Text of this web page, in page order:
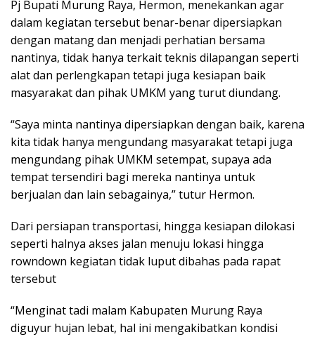
Pj Bupati Murung Raya, Hermon, menekankan agar
dalam kegiatan tersebut benar-benar dipersiapkan
dengan matang dan menjadi perhatian bersama
nantinya, tidak hanya terkait teknis dilapangan seperti
alat dan perlengkapan tetapi juga kesiapan baik
masyarakat dan pihak UMKM yang turut diundang.
“Saya minta nantinya dipersiapkan dengan baik, karena
kita tidak hanya mengundang masyarakat tetapi juga
mengundang pihak UMKM setempat, supaya ada
tempat tersendiri bagi mereka nantinya untuk
berjualan dan lain sebagainya,” tutur Hermon.
Dari persiapan transportasi, hingga kesiapan dilokasi
seperti halnya akses jalan menuju lokasi hingga
rowndown kegiatan tidak luput dibahas pada rapat
tersebut
“Menginat tadi malam Kabupaten Murung Raya
diguyur hujan lebat, hal ini mengakibatkan kondisi